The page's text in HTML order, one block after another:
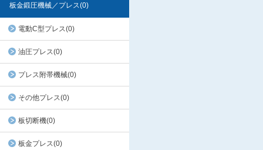
板金鍛圧機械／プレス(0)
電動C型プレス(0)
油圧プレス(0)
プレス附帯機械(0)
その他プレス(0)
板切断機(0)
板金プレス(0)